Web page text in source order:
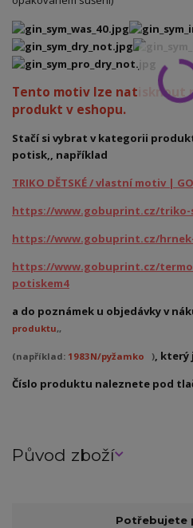
Tento motiv lze natisknout
produkt v eshopu.
Stačí si vybrat v kategorii
potisk,, například
TRIKO DĚTSKÉ / vlastní motiv |
https://www.gobuprint.cz/triko-
https://www.gobuprint.cz/
https://www.gobuprint.cz/
potiskem4
a do poznámek u objedávky v
produktu,,
(například: 1983N/pyžamko ), který
Číslo produktu naleznete pod
Původ zboží
Potřebujete